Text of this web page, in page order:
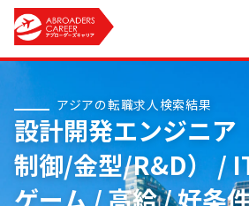
アジアの転職求人検索結果
設計開発エンジニ
制御/金型/R&D） /
ゲーム / 高給 / 好条